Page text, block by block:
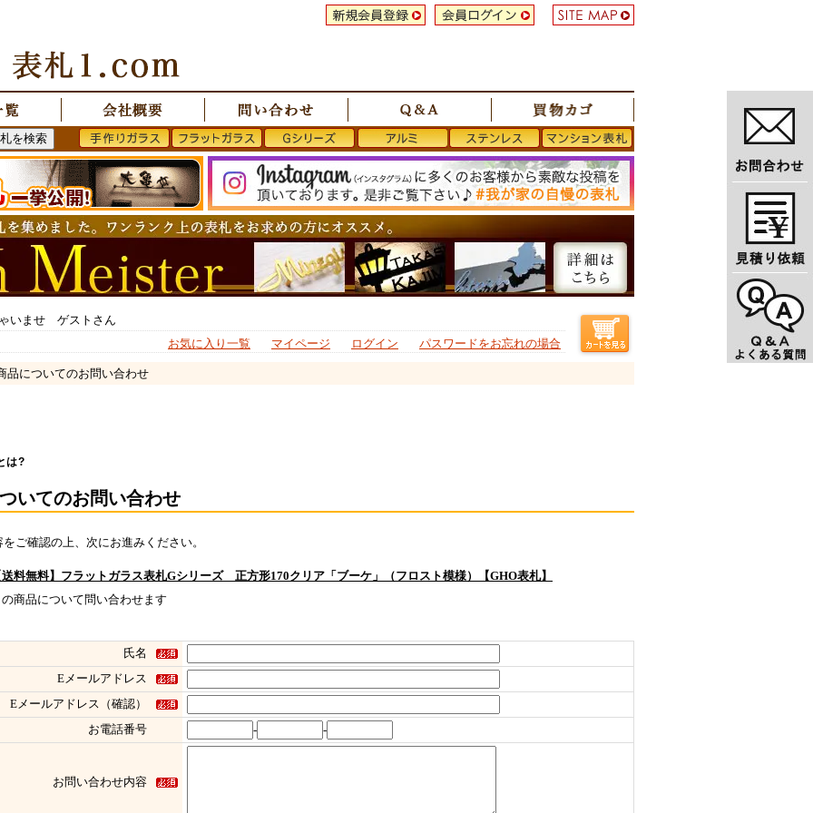
いませ ゲストさん
お気に入り一覧
マイページ ログイン パスワードをお忘れの場合
品についてのお問い合わせ
は?
いてのお問い合わせ
ご確認の上、次にお進みください。
料無料】フラットガラス表札Gシリーズ 正方形170クリア「ブーケ」（フロスト模様）【GHO表札】
商品について問い合わせます
氏名
Eメールアドレス
Eメールアドレス（確認）
お電話番号
- -
お問い合わせ内容